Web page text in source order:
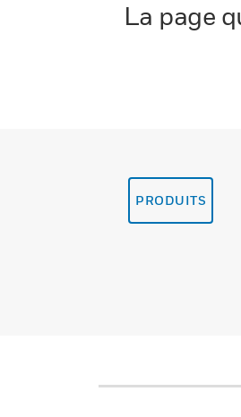
La page
PRODUITS